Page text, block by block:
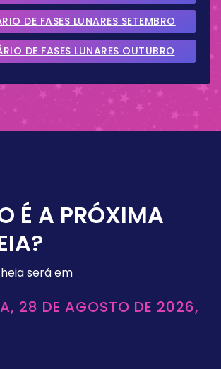
2026
DE FASES LUNARES SETEMBRO
2026
DE FASES LUNARES OUTUBRO
É A PRÓXIMA
será em
28 DE AGOSTO DE 2026,